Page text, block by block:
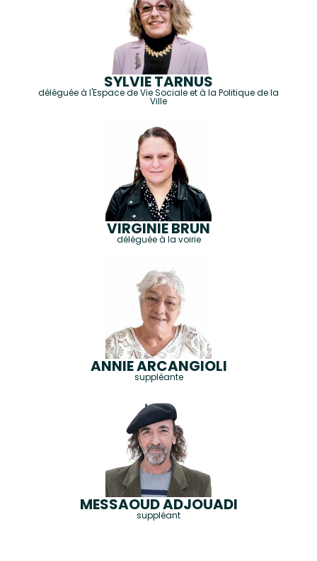
SYLVIE TARNUS
déléguée à l'Espace de Vie Sociale et à la Politique de la
Ville
VIRGINIE BRUN
déléguée à la voirie
ANNIE ARCANGIOLI
suppléante
MESSAOUD ADJOUADI
suppléant